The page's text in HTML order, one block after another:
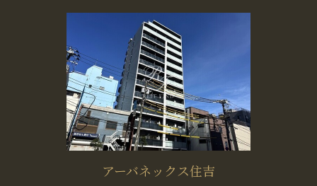
アーバネックス住吉